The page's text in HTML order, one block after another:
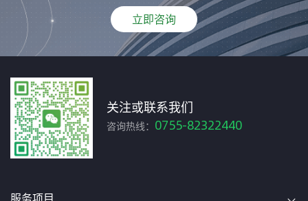
立即咨询
关注或联系我们
咨询热线： 0755-82322440
服务项目